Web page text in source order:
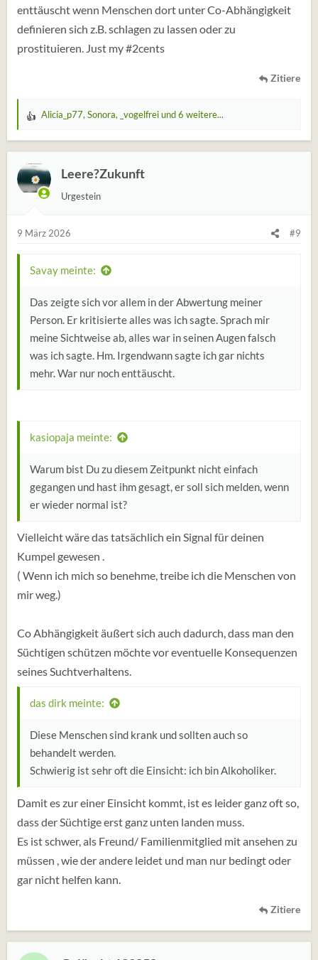
enttäuscht wenn Menschen dort unter Co-Abhängigkeit
definieren sich z.B. schlagen zu lassen oder zu
prostituieren. Just my #2cents
Zitiere
W
r
t
u
e
n
Alicia_p77, Sonora, _vogelfreiund 6 weitere...
Leere?Zukunft
Urgestein
9 März 2026 #9
Savay meinte:
Das zeigte sich vor allem in der Abwertung meiner
Person. Er kritisierte alles was ich sagte. Sprach mir
meine Sichtweise ab, alles war in seinen Augen falsch
was ich sagte. Hm. Irgendwann sagte ich gar nichts
mehr. War nur noch enttäuscht.
kasiopaja meinte:
Warum bist Du zu diesem Zeitpunkt nicht einfach
gegangen und hast ihm gesagt, er soll sich melden, wenn
er wieder normal ist?
Vielleicht wäre das tatsächlich ein Signal für deinen
Kumpel gewesen .
( Wenn ich mich so benehme, treibe ich die Menschen von
mir weg.)
Co Abhängigkeit äußert sich auch dadurch, dass man den
Süchtigen schützen möchte vor eventuelle Konsequenzen
seines Suchtverhaltens.
das dirk meinte:
Diese Menschen sind krank und sollten auch so
behandelt werden.
Schwierig ist sehr oft die Einsicht: ich bin Alkoholiker.
Damit es zur einer Einsicht kommt, ist es leider ganz oft so,
dass der Süchtige erst ganz unten landen muss.
Es ist schwer, als Freund/ Familienmitglied mit ansehen zu
müssen , wie der andere leidet und man nur bedingt oder
gar nicht helfen kann.
Zitiere